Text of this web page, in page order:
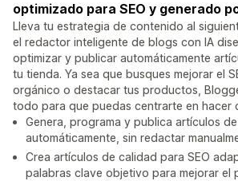
optimizado para SEO y generado
Lleva tu estrategia de contenido al
el redactor inteligente de blogs con IA
optimizar y publicar automáticamente
tu tienda. Ya sea que busques mejorar el
orgánico o destacar tus productos,
todo para que puedas centrarte en hacer
Genera, programa y publica artículos
automáticamente, sin redactar
Crea artículos de calidad para SEO
palabras clave objetivo para mejorar el